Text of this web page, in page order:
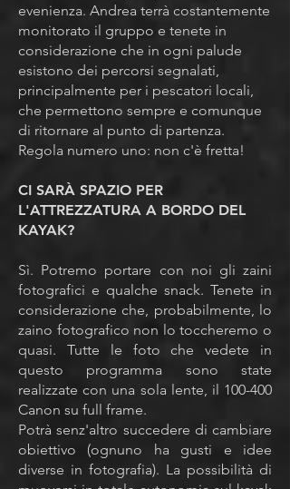
evenienza. Andrea terrà costantemente
monitorato il gruppo e tenete in
considerazione che in ogni palude
esistono dei percorsi segnalati,
principalmente per i pescatori locali,
che permettono sempre e comunque
di ritornare al punto di partenza.
Regola numero uno: non c'è fretta!
CI SARÀ SPAZIO PER
L'ATTREZZATURA A BORDO DEL
KAYAK?
Sì. Potremo portare con noi gli zaini
fotografici e qualche snack. Tenete in
considerazione che, probabilmente, lo
zaino fotografico non lo toccheremo o
quasi. Tutte le foto che vedete in
questo programma sono state
realizzate con una sola lente, il 100-400
Canon su full frame.
Potrà senz'altro succedere di cambiare
obiettivo (ognuno ha gusti e idee
diverse in fotografia). La possibilità di